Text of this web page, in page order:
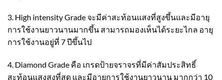
3. High intensity Grade จะมีค่าสะท้อนแสงที่สูงขึ้นและมีอายุ
การใช้งานยาวนานมากขึ้น สามารถมองเห็นได้ระยะไกล อายุ
การใช้งานอยู่ที่ 7 ปีขึ้นไป
4. Diamond Grade คือ เกรดป้ายจราจรที่มีค่าสัมประสิทธิ์
สะท้อนแสงสูงที่สุด และมีอายุการใช้งานยาวนาน มากกว่า 10